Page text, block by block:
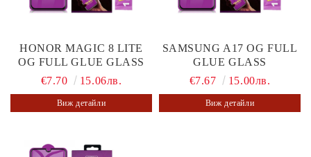
HONOR MAGIC 8 LITE
OG FULL GLUE GLASS
€7.70
15.06лв.
Виж детайли
SAMSUNG A17 OG FULL
GLUE GLASS
€7.67
15.00лв.
Виж детайли